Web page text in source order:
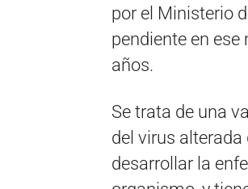
por el Ministerio
pendiente en
años.
Se trata de una
del virus
desarrollar la